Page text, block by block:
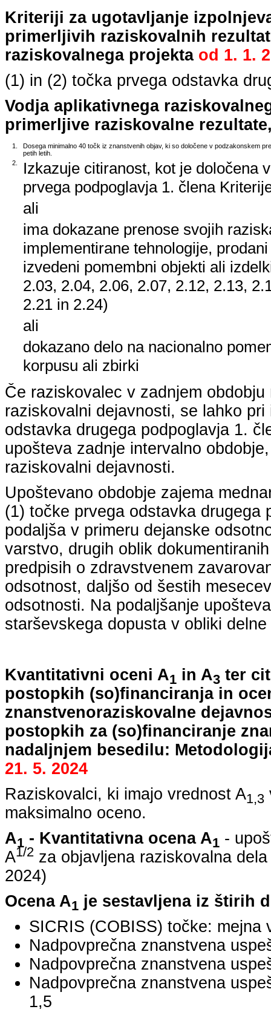
Kriteriji za ugotavljanje
primerljivih raziskovalnih
raziskovalnega projekta od 1. 1.
(1) in (2) točka prvega odstavka
Vodja aplikativnega
primerljive raziskovalne
1.
Dosega minimalno 40 točk iz znanstvenih objav, ki so določene v podzakonskem
petih letih.
2.
Izkazuje citiranost, kot je določena
prvega podpoglavja 1. člena
ali
ima dokazane prenose svojih
implementirane tehnologije,
izvedeni pomembni objekti ali
2.03, 2.04, 2.06, 2.07, 2.12, 2.13,
2.21 in 2.24)
ali
dokazano delo na nacionalno
korpusu ali zbirki
Če raziskovalec v zadnjem
raziskovalni dejavnosti, se lahko
odstavka drugega podpoglavja 1.
upošteva zadnje intervalno
raziskovalni dejavnosti.
Upoštevano obdobje zajema
(1) točke prvega odstavka drugega
podaljša v primeru dejanske
varstvo, drugih oblik
predpisih o zdravstvenem
odsotnost, daljšo od šestih
odsotnosti. Na podaljšanje
starševskega dopusta v obliki
Kvantitativni oceni A1 in A3 ter
postopkih (so)financiranja in
znanstvenoraziskovalne
postopkih za (so)financiranje
nadaljnjem besedilu:
21. 5. 2024
Raziskovalci, ki imajo vrednost A1,3
maksimalno oceno.
A1 - Kvantitativna ocena A1 -
A1/2 za objavljena raziskovalna
2024)
Ocena A1 je sestavljena iz štirih
SICRIS (COBISS) točke: mejna
Nadpovprečna znanstvena
Nadpovprečna znanstvena
Nadpovprečna znanstvena
1,5